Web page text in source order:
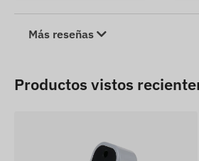
Más reseñas
Productos vistos